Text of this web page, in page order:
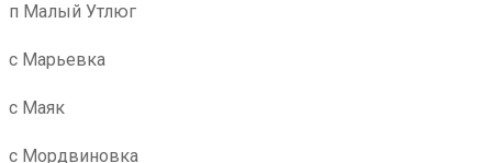
п Малый Утлюг
с Марьевка
с Маяк
с Мордвиновка